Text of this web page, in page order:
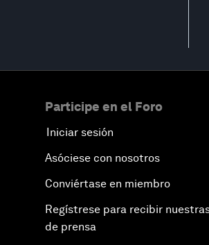
Participe en el Foro
Iniciar sesión
Asóciese con nosotros
Conviértase en miembro
Regístrese para recibir
de prensa